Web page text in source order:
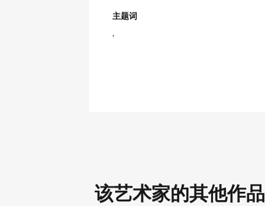
主题词
该艺术家的其他作品